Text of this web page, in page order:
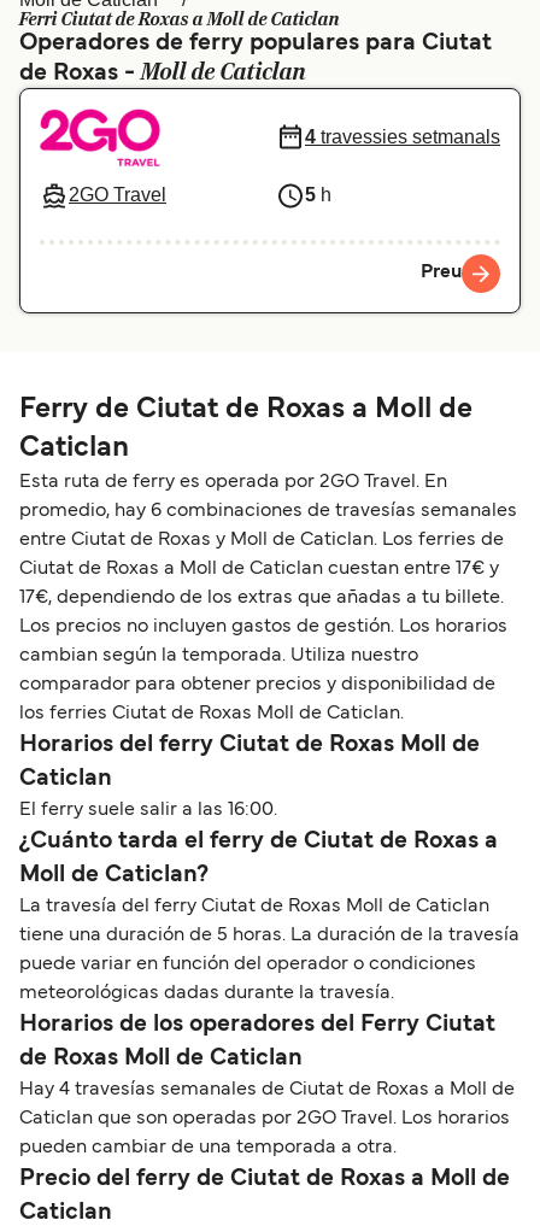
Schweiz (DE) Norge
Україна
المغرب Maroc (FR)
Ferri Ciutat de Roxas a Moll de Caticlan
Operadores de ferry populares para Ciutat
de Roxas -Moll de Caticlan
2GO Travel
4 travessies setmanals
5 h
Preu
Ferry de Ciutat de Roxas a Moll de
Caticlan
Esta ruta de ferry es operada por 2GO Travel. En
promedio, hay 6 combinaciones de travesías semanales
entre Ciutat de Roxas y Moll de Caticlan. Los ferries de
Ciutat de Roxas a Moll de Caticlan cuestan entre 17€ y
17€, dependiendo de los extras que añadas a tu billete.
Los precios no incluyen gastos de gestión. Los horarios
cambian según la temporada. Utiliza nuestro
comparador para obtener precios y disponibilidad de
los ferries Ciutat de Roxas Moll de Caticlan.
Horarios del ferry Ciutat de Roxas Moll de
Caticlan
El ferry suele salir a las 16:00.
¿Cuánto tarda el ferry de Ciutat de Roxas a
Moll de Caticlan?
La travesía del ferry Ciutat de Roxas Moll de Caticlan
tiene una duración de 5 horas. La duración de la travesía
puede variar en función del operador o condiciones
meteorológicas dadas durante la travesía.
Horarios de los operadores del Ferry Ciutat
de Roxas Moll de Caticlan
Hay 4 travesías semanales de Ciutat de Roxas a Moll de
Caticlan que son operadas por 2GO Travel. Los horarios
pueden cambiar de una temporada a otra.
Precio del ferry de Ciutat de Roxas a Moll de
Caticlan